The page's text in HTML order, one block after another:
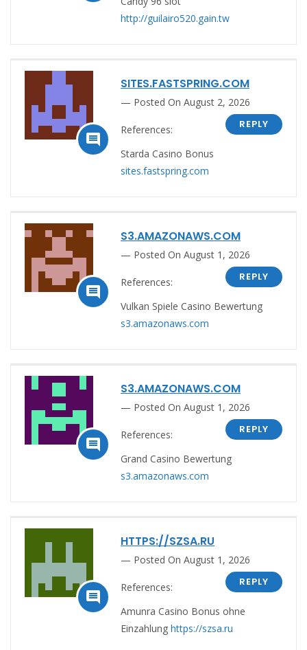
http://guilairo520.gain.tw

SITES.FASTSPRING.COM
Posted On August 2, 2026
REPLY
References:
Starda Casino Bonus
sites.fastspring.com

S3.AMAZONAWS.COM
Posted On August 1, 2026
REPLY
References:
Vulkan Spiele Casino Bewertung
s3.amazonaws.com

S3.AMAZONAWS.COM
Posted On August 1, 2026
REPLY
References:
Grand Casino Bewertung
s3.amazonaws.com

HTTPS://SZSA.RU
Posted On August 1, 2026
REPLY
References:
Amunra Casino Bonus ohne
Einzahlung https://szsa.ru